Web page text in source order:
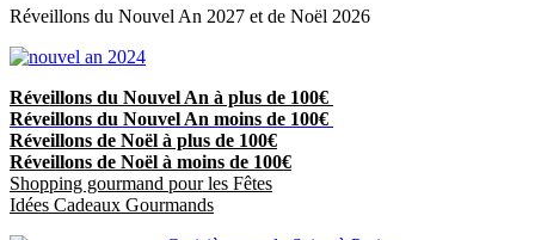
Réveillons du Nouvel An 2027 et de Noël 2026
Réveillons du Nouvel An à plus de 100€
Réveillons du Nouvel An moins de 100€
Réveillons de Noël à plus de 100€
Réveillons de Noël à moins de 100€
Shopping gourmand pour les Fêtes
Idées Cadeaux Gourmands